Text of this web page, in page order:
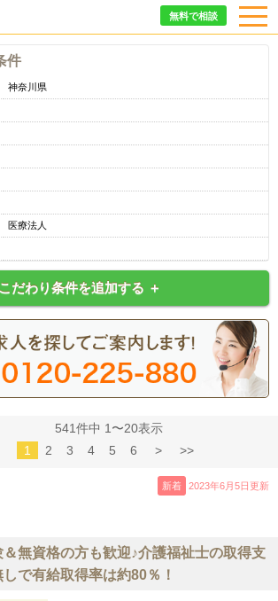
無料で相談
件
神奈川県
医療法人
こだわり条件を追加する ＋
541件中 1〜20表示
1
2 3 4 5 6 > >>
新着 2023年6月5日更新
＆無資格の方も歓迎♪介護福祉士の取得支
で有給取得率は約80％！